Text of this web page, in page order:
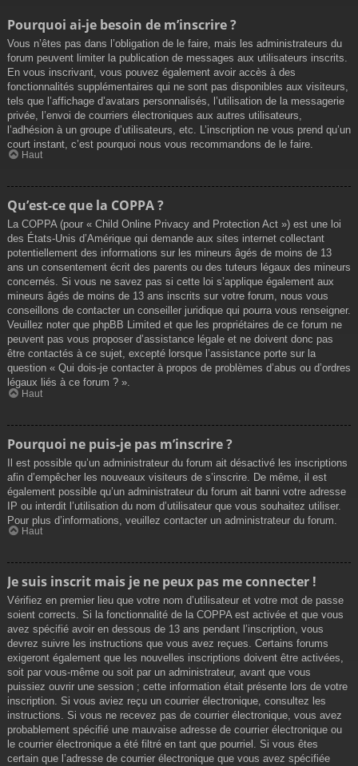
Pourquoi ai-je besoin de m’inscrire ?
Vous n’êtes pas dans l’obligation de le faire, mais les administrateurs du
forum peuvent limiter la publication de messages aux utilisateurs inscrits.
En vous inscrivant, vous pouvez également avoir accès à des
fonctionnalités supplémentaires qui ne sont pas disponibles aux visiteurs,
tels que l’affichage d’avatars personnalisés, l’utilisation de la messagerie
privée, l’envoi de courriers électroniques aux autres utilisateurs,
l’adhésion à un groupe d’utilisateurs, etc. L’inscription ne vous prend qu’un
court instant, c’est pourquoi nous vous recommandons de le faire.
Haut
Qu’est-ce que la COPPA ?
La COPPA (pour « Child Online Privacy and Protection Act ») est une loi
des États-Unis d’Amérique qui demande aux sites internet collectant
potentiellement des informations sur les mineurs âgés de moins de 13
ans un consentement écrit des parents ou des tuteurs légaux des mineurs
concernés. Si vous ne savez pas si cette loi s’applique également aux
mineurs âgés de moins de 13 ans inscrits sur votre forum, nous vous
conseillons de contacter un conseiller juridique qui pourra vous renseigner.
Veuillez noter que phpBB Limited et que les propriétaires de ce forum ne
peuvent pas vous proposer d’assistance légale et ne doivent donc pas
être contactés à ce sujet, excepté lorsque l’assistance porte sur la
question « Qui dois-je contacter à propos de problèmes d’abus ou d’ordres
légaux liés à ce forum ? ».
Haut
Pourquoi ne puis-je pas m’inscrire ?
Il est possible qu’un administrateur du forum ait désactivé les inscriptions
afin d’empêcher les nouveaux visiteurs de s’inscrire. De même, il est
également possible qu’un administrateur du forum ait banni votre adresse
IP ou interdit l’utilisation du nom d’utilisateur que vous souhaitez utiliser.
Pour plus d’informations, veuillez contacter un administrateur du forum.
Haut
Je suis inscrit mais je ne peux pas me connecter !
Vérifiez en premier lieu que votre nom d’utilisateur et votre mot de passe
soient corrects. Si la fonctionnalité de la COPPA est activée et que vous
avez spécifié avoir en dessous de 13 ans pendant l’inscription, vous
devrez suivre les instructions que vous avez reçues. Certains forums
exigeront également que les nouvelles inscriptions doivent être activées,
soit par vous-même ou soit par un administrateur, avant que vous
puissiez ouvrir une session ; cette information était présente lors de votre
inscription. Si vous aviez reçu un courrier électronique, consultez les
instructions. Si vous ne recevez pas de courrier électronique, vous avez
probablement spécifié une mauvaise adresse de courrier électronique ou
le courrier électronique a été filtré en tant que pourriel. Si vous êtes
certain que l’adresse de courrier électronique que vous avez spécifiée